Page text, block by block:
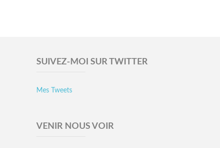
SUIVEZ-MOI SUR TWITTER
Mes Tweets
VENIR NOUS VOIR